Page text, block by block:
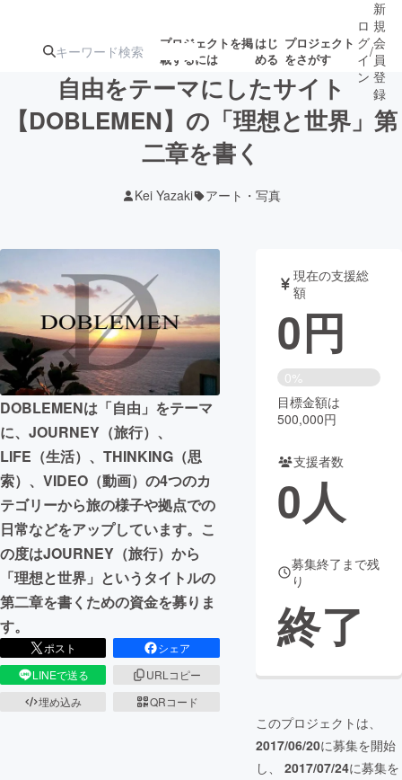
プロジェクトを掲
載するには
はじ
める
プロジェクト
をさがす
注目の新着プロ募集終了が近いプ
ロジェクト
テクノロジー・ガジェット
映像・映画 書籍・雑誌
ビジネス・起業 チャレンジ
まちづくり・地域活性化
CAMPFIRE for Social Good
CAMPFIRE Creation
CAMPFIREふるさと納税
コミュニティ
ロ
グ
イ
ン
/
新
規
会
員
登
録
自由をテーマにしたサイト
【DOBLEMEN】の「理想と世界」第
二章を書く
Kei Yazaki アート・写真
DOBLEMENは「自由」をテーマ
に、JOURNEY（旅行）、
LIFE（生活）、THINKING（思
索）、VIDEO（動画）の4つのカ
テゴリーから旅の様子や拠点での
日常などをアップしています。こ
の度はJOURNEY（旅行）から
「理想と世界」というタイトルの
第二章を書くための資金を募りま
す。
ポスト
シェア
LINEで送る
URLコピー
埋め込み
QRコード
現在の支援総
額
0円
0%
目標金額は
500,000円
支援者数
0人
募集終了まで残
り
終了
このプロジェクトは、
2017/06/20に募集を開始
し、 2017/07/24に募集を